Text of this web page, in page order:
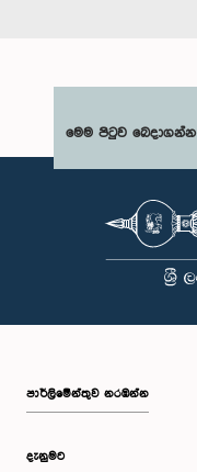
මෙම පිටුව බෙදාගන්න
පාර්ලි‌මේන්තුව නරඹන්න
දැනුමට